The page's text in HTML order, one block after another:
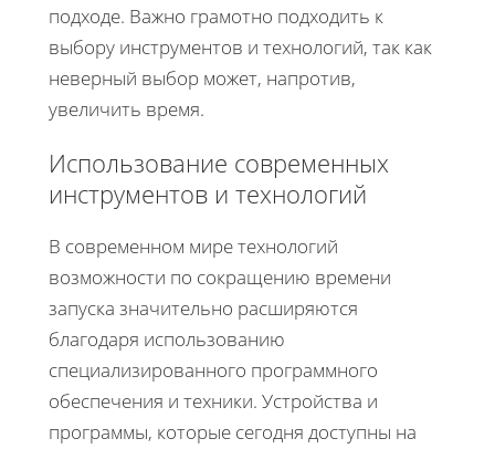
подходе. Важно грамотно подходить к
выбору инструментов и технологий, так как
неверный выбор может, напротив,
увеличить время.
Использование современных
инструментов и технологий
В современном мире технологий
возможности по сокращению времени
запуска значительно расширяются
благодаря использованию
специализированного программного
обеспечения и техники. Устройства и
программы, которые сегодня доступны на